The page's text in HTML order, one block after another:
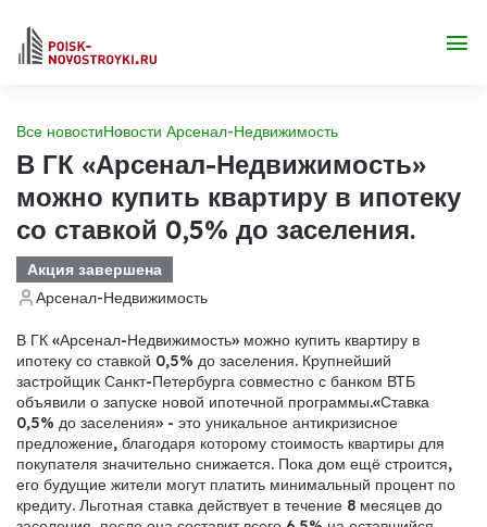
Все новостиНовости Арсенал-Недвижимость
В ГК «Арсенал-Недвижимость»
можно купить квартиру в ипотеку
со ставкой 0,5% до заселения.
Акция завершена
Арсенал-Недвижимость
В ГК «Арсенал-Недвижимость» можно купить квартиру в
ипотеку со ставкой 0,5% до заселения. Крупнейший
застройщик Санкт-Петербурга совместно с банком ВТБ
объявили о запуске новой ипотечной программы.«Ставка
0,5% до заселения» - это уникальное антикризисное
предложение, благодаря которому стоимость квартиры для
покупателя значительно снижается. Пока дом ещё строится,
его будущие жители могут платить минимальный процент по
кредиту. Льготная ставка действует в течение 8 месяцев до